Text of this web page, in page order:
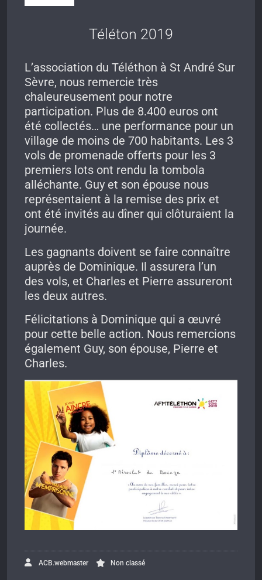
Téléton 2019
L’association du Téléthon à St André Sur
Sèvre, nous remercie très
chaleureusement pour notre
participation. Plus de 8.400 euros ont
été collectés… une performance pour un
village de moins de 700 habitants. Les 3
vols de promenade offerts pour les 3
premiers lots ont rendu la tombola
alléchante. Guy et son épouse nous
représentaient à la remise des prix et
ont été invités au dîner qui clôturaient la
journée.
Les gagnants doivent se faire connaître
auprès de Dominique. Il assurera l’un
des vols, et Charles et Pierre assureront
les deux autres.
Félicitations à Dominique qui a œuvré
pour cette belle action. Nous remercions
également Guy, son épouse, Pierre et
Charles.
ACB.webmaster Non classé